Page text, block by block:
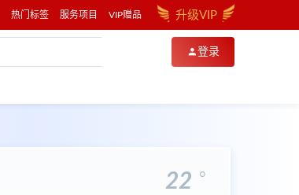
热门标签 服务项目 VIP赠品 升级VIP
登录
22
。